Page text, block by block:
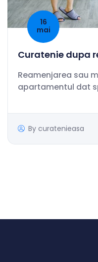
16
mai
Curatenie dupa
Reamenjarea sau
apartamentul dat
By curatenieasa